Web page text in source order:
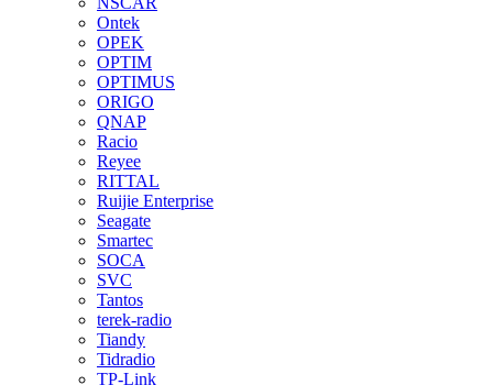
Ontek
OPEK
OPTIM
OPTIMUS
ORIGO
QNAP
Racio
Reyee
RITTAL
Ruijie Enterprise
Seagate
Smartec
SOCA
SVC
Tantos
terek-radio
Tiandy
Tidradio
TP-Link